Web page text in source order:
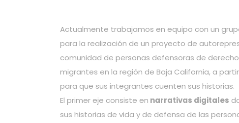
Actualmente trabajamos en equipo con un
para la realización de un proyecto de
comunidad de personas defensoras de
migrantes en la región de Baja California, a
para que sus integrantes cuenten sus historias.
El primer eje consiste en narrativas digitales
sus historias de vida y de defensa de las